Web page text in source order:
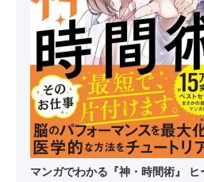
マンガでわかる『神・時間術』